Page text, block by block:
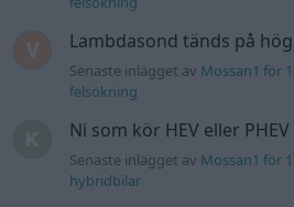
Jag tror att folk köper bil
anledning.
Senaste inlägget av
Allmänt
ID 4 vs EX 40 ? 6 svar
Senaste inlägget av The-GOAT
hybridbilar